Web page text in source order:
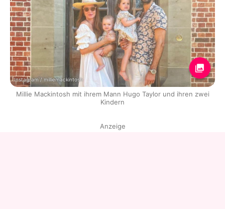
Instagram / milliemackintosh
Millie Mackintosh mit ihrem Mann Hugo Taylor und ihren zwei
Kindern
Anzeige